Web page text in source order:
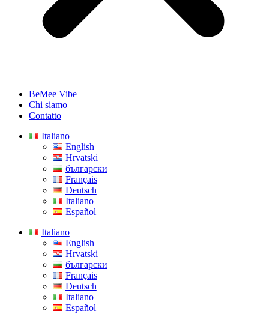
BeMee Vibe
Chi siamo
Contatto
Italiano
English
Hrvatski
български
Français
Deutsch
Italiano
Español
Italiano
English
Hrvatski
български
Français
Deutsch
Italiano
Español